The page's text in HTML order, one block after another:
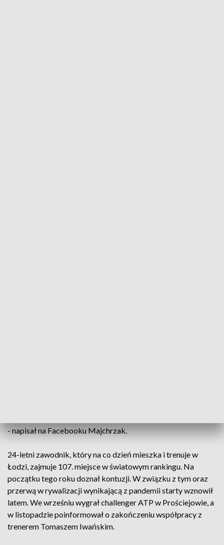
- napisał na Facebooku Majchrzak.
24-letni zawodnik, który na co dzień mieszka i trenuje w
Łodzi, zajmuje 107. miejsce w światowym rankingu. Na
początku tego roku doznał kontuzji. W związku z tym oraz
przerwą w rywalizacji wynikającą z pandemii starty wznowił
latem. We wrześniu wygrał challenger ATP w Prościejowie, a
w listopadzie poinformował o zakończeniu współpracy z
trenerem Tomaszem Iwańskim.